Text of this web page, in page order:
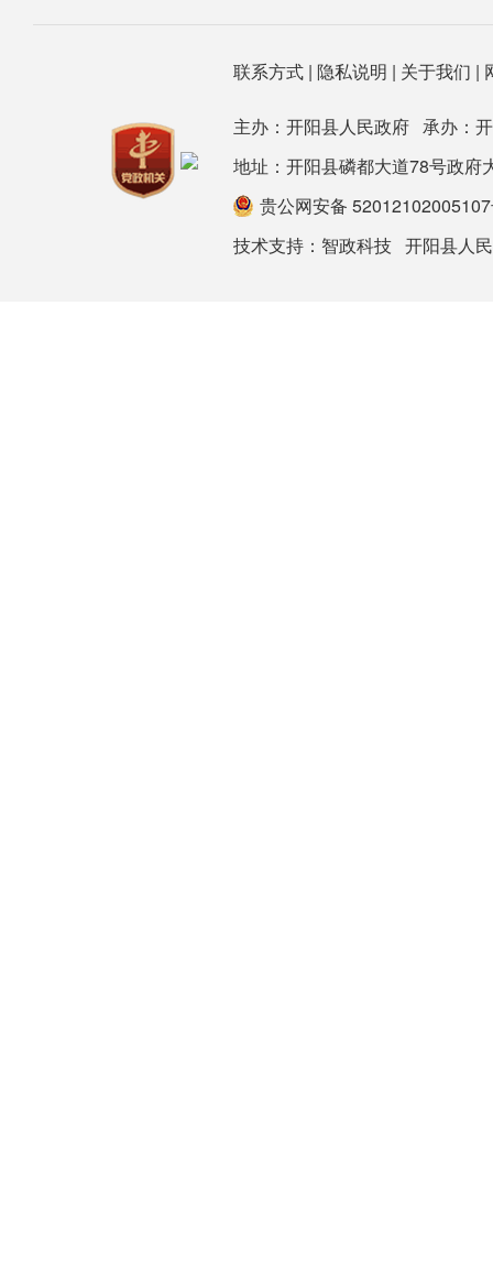
联系方式| 隐私说明 | 关于我们 |
主办：开阳县人民政府 承办：
地址：开阳县磷都大道78号政
贵公网安备
技术支持： 智政科技 开阳县人